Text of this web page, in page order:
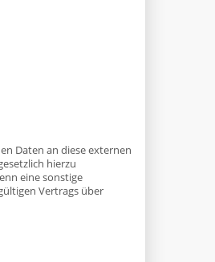
Daten an diese externen
hierzu
eine sonstige
Vertrags über